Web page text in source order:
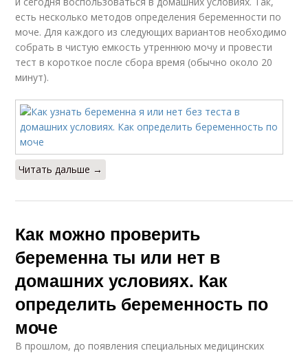
есть несколько методов определения беременности по
моче. Для каждого из следующих вариантов необходимо
собрать в чистую емкость утреннюю мочу и провести
тест в короткое после сбора время (обычно около 20
минут).
Читать дальше →
Как можно проверить
беременна ты или нет в
домашних условиях. Как
определить беременность по
моче
В прошлом, до появления специальных медицинских